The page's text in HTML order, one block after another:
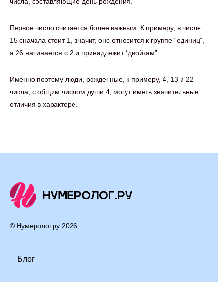
Первое число считается более важным. К примеру, в числе
15 сначала стоит 1, значит, оно относится к группе “единиц”,
а 26 начинается с 2 и принадлежит “двойкам”.
Именно поэтому люди, рожденные, к примеру, 4, 13 и 22
числа, с общим числом души 4, могут иметь значительные
отличия в характере.
© Нумеролог.ру 2026
Блог